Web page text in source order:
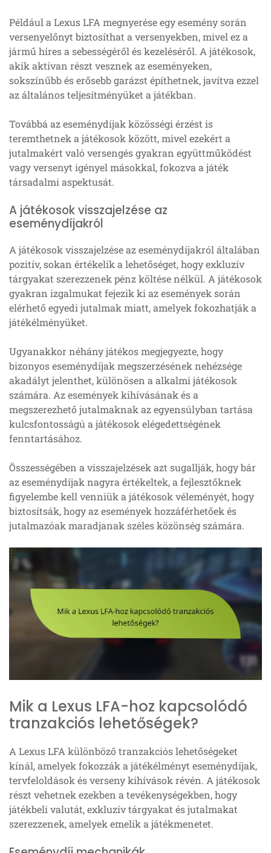
Például a Lexus LFA megnyerése egy esemény során
versenyelőnyt biztosíthat a versenyekben, mivel ez a
jármű híres a sebességéről és kezeléséről. A játékosok,
akik aktívan részt vesznek az eseményeken,
sokszínűbb és erősebb garázst építhetnek, javítva ezzel
az általános teljesítményüket a játékban.
Továbbá az eseménydíjak közösségi érzést is
teremthetnek a játékosok között, mivel ezekért a
jutalmakért való versengés gyakran együttműködést
vagy versenyt igényel másokkal, fokozva a játék
társadalmi aspektusát.
A játékosok visszajelzése az
eseménydíjakról
A játékosok visszajelzése az eseménydíjakról általában
pozitív, sokan értékelik a lehetőséget, hogy exkluzív
tárgyakat szerezzenek pénz költése nélkül. A játékosok
gyakran izgalmukat fejezik ki az események során
elérhető egyedi jutalmak miatt, amelyek fokozhatják a
játékélményüket.
Ugyanakkor néhány játékos megjegyezte, hogy
bizonyos eseménydíjak megszerzésének nehézsége
akadályt jelenthet, különösen a alkalmi játékosok
számára. Az események kihívásának és a
megszerezhető jutalmaknak az egyensúlyban tartása
kulcsfontosságú a játékosok elégedettségének
fenntartásához.
Összességében a visszajelzések azt sugallják, hogy bár
az eseménydíjak nagyra értékeltek, a fejlesztőknek
figyelembe kell venniük a játékosok véleményét, hogy
biztosítsák, hogy az események hozzáférhetőek és
jutalmazóak maradjanak széles közönség számára.
Mik a Lexus LFA-hoz kapcsolódó
tranzakciós lehetőségek?
A Lexus LFA különböző tranzakciós lehetőségeket
kínál, amelyek fokozzák a játékélményt eseménydíjak,
tervfeloldások és verseny kihívások révén. A játékosok
részt vehetnek ezekben a tevékenységekben, hogy
játékbeli valutát, exkluzív tárgyakat és jutalmakat
szerezzenek, amelyek emelik a játékmenetet.